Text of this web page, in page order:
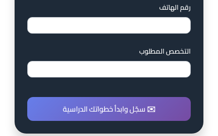
رقم الهاتف
التخصص المطلوب
✉️ سجّل وابدأ خطواتك الدراسية